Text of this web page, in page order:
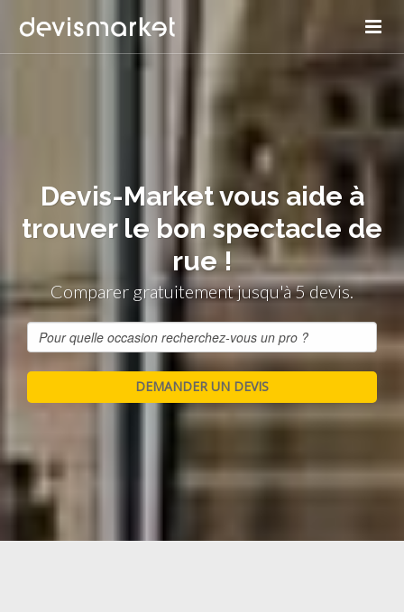
Devis-Market vous aide à
trouver le bon spectacle de
rue !
Comparer gratuitement jusqu'à 5 devis.